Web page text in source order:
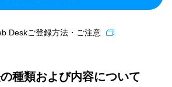
Deskご登録方法・ご注意
種類および内容について